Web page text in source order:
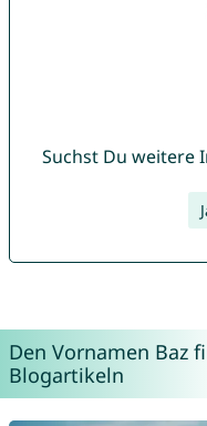
Suchst Du weitere
Den Vornamen Baz
Blogartikeln